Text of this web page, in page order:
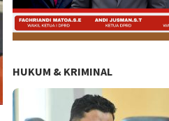
HUKUM & KRIMINAL